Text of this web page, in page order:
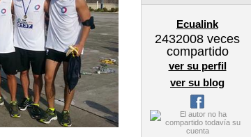
Ecualink
2432008 veces
compartido
ver su perfil
ver su blog